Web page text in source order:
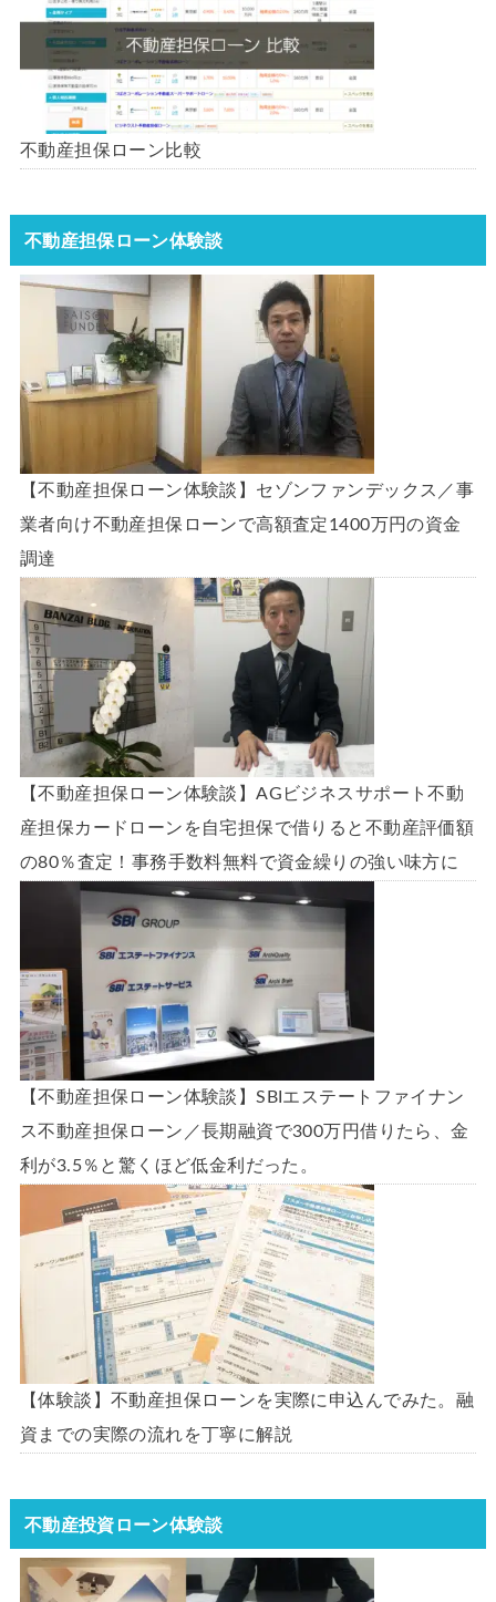
不動産担保ローン比較
不動産担保ローン体験談
【不動産担保ローン体験談】セゾンファンデックス／事
業者向け不動産担保ローンで高額査定1400万円の資金
調達
【不動産担保ローン体験談】AGビジネスサポート不動
産担保カードローンを自宅担保で借りると不動産評価額
の80％査定！事務手数料無料で資金繰りの強い味方に
【不動産担保ローン体験談】SBIエステートファイナン
ス不動産担保ローン／長期融資で300万円借りたら、金
利が3.5％と驚くほど低金利だった。
【体験談】不動産担保ローンを実際に申込んでみた。融
資までの実際の流れを丁寧に解説
不動産投資ローン体験談